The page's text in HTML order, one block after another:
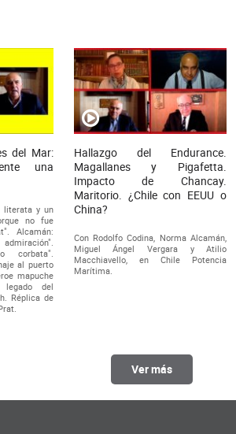
del Mar:
una
literata y un
no fue
Alcamán:
corbata".
al puerto
mapuche
del
Réplica de
Hallazgo del Endurance.
Magallanes y Pigafetta.
Impacto de Chancay.
Maritorio. ¿Chile con EEUU o
China?
Con Rodolfo Codina, Norma Alcamán,
Miguel Ángel Vergara y Atilio
Macchiavello, en Chile Potencia
Marítima.
Ver más